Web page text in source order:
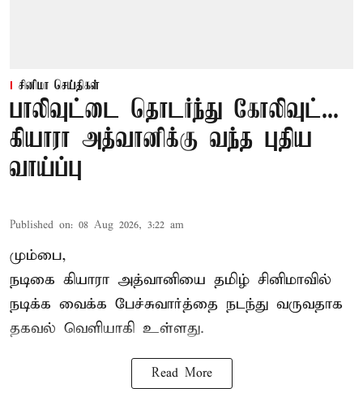
சினிமா செய்திகள்
பாலிவுட்டை தொடர்ந்து கோலிவுட்...
கியாரா அத்வானிக்கு வந்த புதிய
வாய்ப்பு
Published on: 08 Aug 2026, 3:22 am
மும்பை,
நடிகை கியாரா அத்வானியை தமிழ் சினிமாவில்
நடிக்க வைக்க பேச்சுவார்த்தை நடந்து வருவதாக
தகவல் வெளியாகி உள்ளது.
Read More